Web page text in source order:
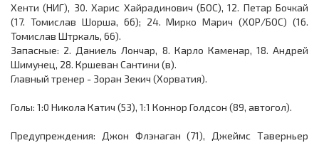
Хенти (НИГ), 30. Харис Хайрадинович (БОС), 12. Петар Бочкай
(17. Томислав Шорша, 66); 24. Мирко Марич (ХОР/БОС) (16.
Томислав Штркаль, 66).
Запасные: 2. Даниель Лончар, 8. Карло Каменар, 18. Андрей
Шимунец, 28. Кршеван Сантини (в).
Главный тренер - Зоран Зекич (Хорватия).
Голы: 1:0 Никола Катич (53), 1:1 Коннор Голдсон (89, автогол).
Предупреждения: Джон Флэнаган (71), Джеймс Таверньер